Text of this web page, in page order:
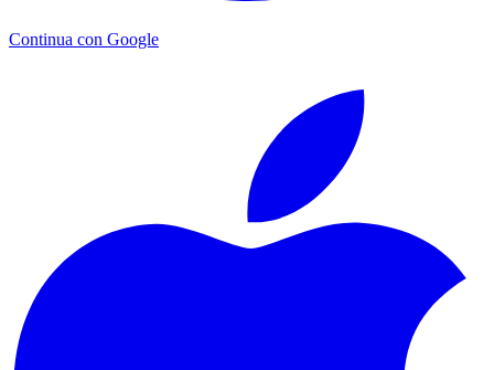
Continua con Google